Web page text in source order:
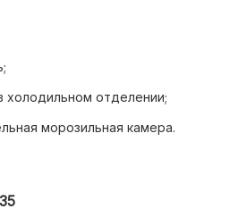
холодильном отделении;
морозильная камера.